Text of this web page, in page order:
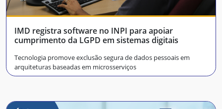
IMD registra software no INPI para apoiar
cumprimento da LGPD em sistemas digitais
Tecnologia promove exclusão segura de dados pessoais em
arquiteturas baseadas em microsserviços